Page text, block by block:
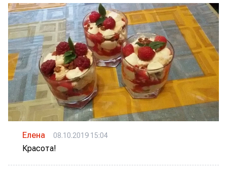
Елена 08.10.2019 15:04
Красота!